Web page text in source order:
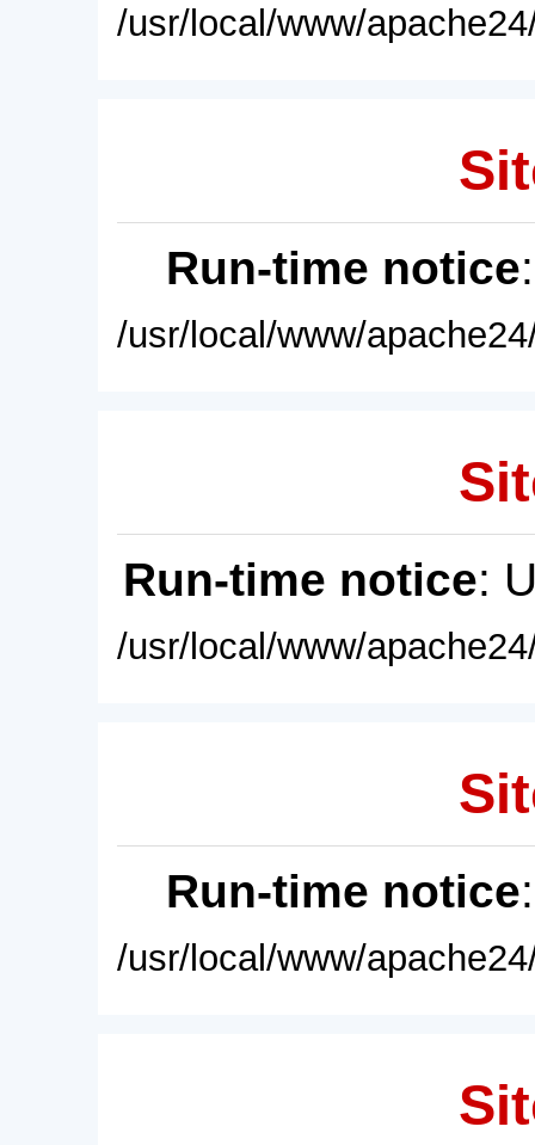
/usr/local/www/
Run-time notice
/usr/local/www/
Run-time notice:
/usr/local/www/
Run-time notice
/usr/local/www/